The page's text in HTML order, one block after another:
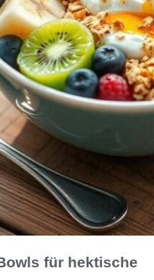
für hektische